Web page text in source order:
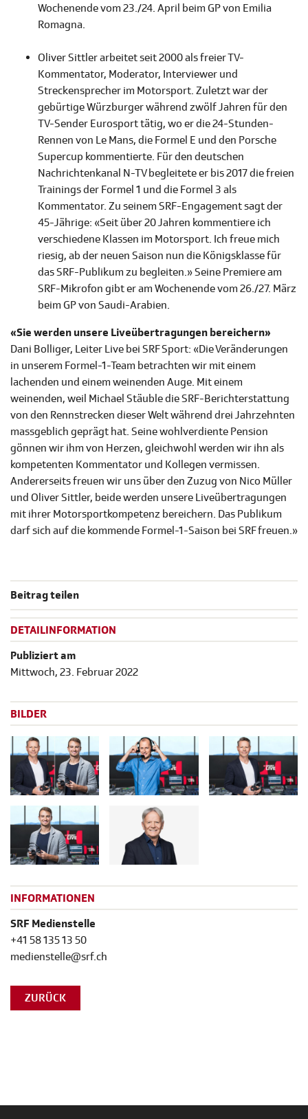
Wochenende vom 23./24. April beim GP von Emilia
Romagna.
Oliver Sittler arbeitet seit 2000 als freier TV-
Kommentator, Moderator, Interviewer und
Streckensprecher im Motorsport. Zuletzt war der
gebürtige Würzburger während zwölf Jahren für den
TV-Sender Eurosport tätig, wo er die 24-Stunden-
Rennen von Le Mans, die Formel E und den Porsche
Supercup kommentierte. Für den deutschen
Nachrichtenkanal N-TV begleitete er bis 2017 die freien
Trainings der Formel 1 und die Formel 3 als
Kommentator. Zu seinem SRF-Engagement sagt der
45-Jährige: «Seit über 20 Jahren kommentiere ich
verschiedene Klassen im Motorsport. Ich freue mich
riesig, ab der neuen Saison nun die Königsklasse für
das SRF-Publikum zu begleiten.» Seine Premiere am
SRF-Mikrofon gibt er am Wochenende vom 26./27. März
beim GP von Saudi-Arabien.
«Sie werden unsere Liveübertragungen bereichern»
Dani Bolliger, Leiter Live bei SRF Sport: «Die Veränderungen
in unserem Formel-1-Team betrachten wir mit einem
lachenden und einem weinenden Auge. Mit einem
weinenden, weil Michael Stäuble die SRF-Berichterstattung
von den Rennstrecken dieser Welt während drei Jahrzehnten
massgeblich geprägt hat. Seine wohlverdiente Pension
gönnen wir ihm von Herzen, gleichwohl werden wir ihn als
kompetenten Kommentator und Kollegen vermissen.
Andererseits freuen wir uns über den Zuzug von Nico Müller
und Oliver Sittler, beide werden unsere Liveübertragungen
mit ihrer Motorsportkompetenz bereichern. Das Publikum
darf sich auf die kommende Formel-1-Saison bei SRF freuen.»
Beitrag teilen
DETAILINFORMATION
Publiziert am
Mittwoch, 23. Februar 2022
BILDER
INFORMATIONEN
SRF Medienstelle
+41 58 135 13 50
medienstelle@srf.ch
ZURÜCK